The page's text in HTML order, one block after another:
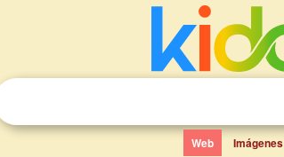
Web Imágenes